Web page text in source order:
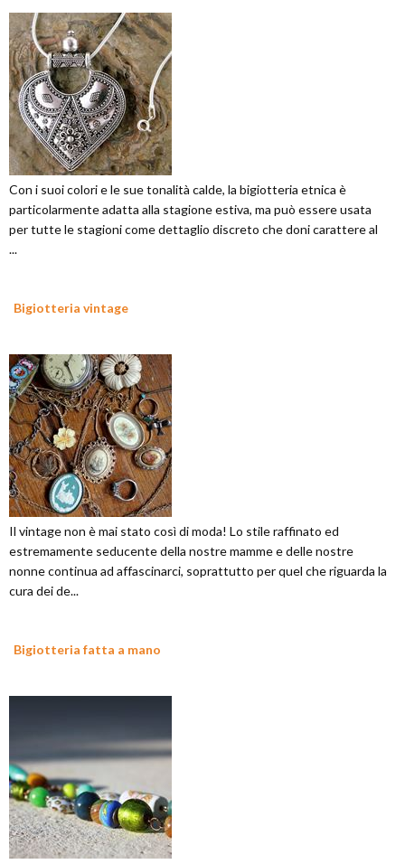
Con i suoi colori e le sue tonalità calde, la bigiotteria etnica è
particolarmente adatta alla stagione estiva, ma può essere usata
per tutte le stagioni come dettaglio discreto che doni carattere al
...
Bigiotteria vintage
Il vintage non è mai stato così di moda! Lo stile raffinato ed
estremamente seducente della nostre mamme e delle nostre
nonne continua ad affascinarci, soprattutto per quel che riguarda la
cura dei de...
Bigiotteria fatta a mano